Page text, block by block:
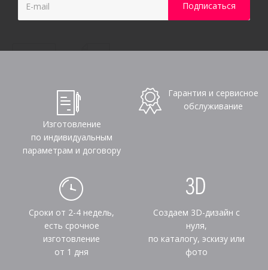
Изготовление
по индивидуальным
параметрам и договору
Гарантия и сервисное
обслуживание
Сроки от 2-4 недель,
есть срочное
изготовление
от 1 дня
Создаем 3D-дизайн с
нуля,
по каталогу, эскизу или
фото